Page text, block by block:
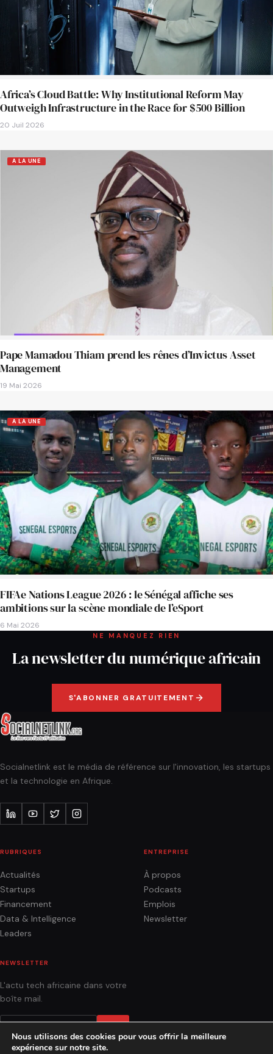
Africa’s Cloud Battle: Why Institutional Reform May
Outweigh Infrastructure in the Race for $500 Billion
20 Juil 2026
A LA UNE
Pape Mamadou Thiam prend les rênes d’Invictus Asset
Management
19 Mai 2026
A LA UNE
FIFAe Nations League 2026 : le Sénégal affiche ses
ambitions sur la scène mondiale de l’eSport
6 Mai 2026
NE MANQUEZ RIEN
La newsletter du numérique africain
S'ABONNER GRATUITEMENT
Socialnetlink est le média de référence sur l'innovation, les startups
et la technologie en Afrique.
RUBRIQUES
Actualités
Startups
Financement
Data & Intelligence
Leaders
ENTREPRISE
À propos
Podcasts
Emplois
Newsletter
NEWSLETTER
L'actu tech africaine dans votre
boîte mail.
Nous utilisons des cookies pour vous offrir la meilleure
expérience sur notre site.